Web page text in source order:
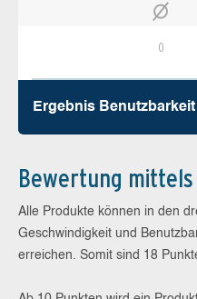
0
Ergebnis Benutz­barkeit
Bewertung
Alle Produkte können in den
Geschwindigkeit und
erreichen. Somit sind 18